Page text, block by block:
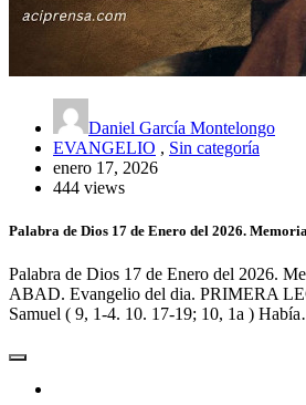
Daniel García Montelongo
EVANGELIO , Sin categoría
enero 17, 2026
444 views
Palabra de Dios 17 de Enero del 2026.
Palabra de Dios 17 de Enero del 2026.
ABAD. Evangelio del dia. PRIMERA
Samuel ( 9, 1-4. 10. 17-19; 10, 1a )